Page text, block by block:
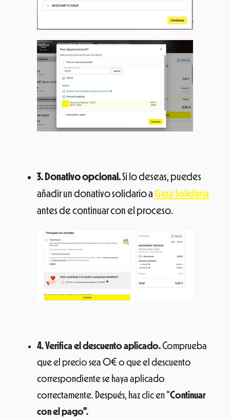
3. Donativo opcional.Si lo deseas, puedes
añadir un donativo solidario aGaza Solidària
antes de continuar con el proceso.
4. Verifica el descuento aplicado.Comprueba
que el precio sea 0€ o que el descuento
correspondiente se haya aplicado
correctamente. Después, haz clic en “Continuar
con el pago”.